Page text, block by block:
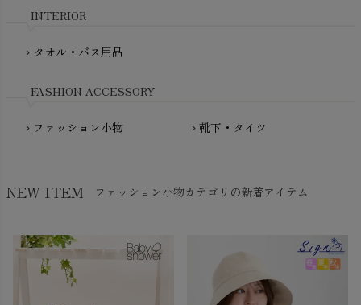
NewNative（ニューネイティブ）
INTERIOR
chevron_right タオル・バス用品
FASHION ACCESSORY
chevron_right ファッション小物 chevron_right 靴下・タイツ
NEW ITEM ファッション小物カテゴリの新着アイテム